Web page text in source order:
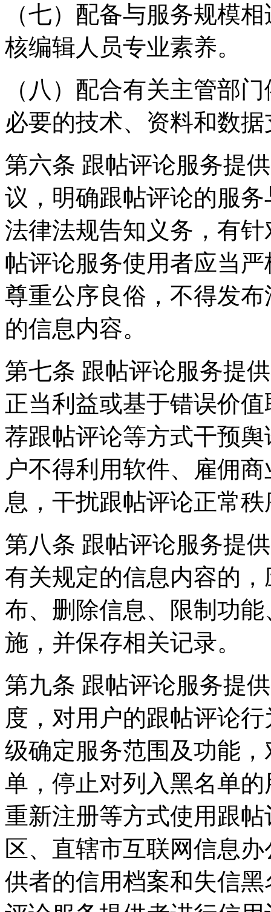
（七）配备与服务规模
核编辑人员专业素养。
（八）配合有关主管部
必要的技术、资料和数
第六条 跟帖评论服务提
议，明确跟帖评论的服
法律法规告知义务，有
帖评论服务使用者应当
尊重公序良俗，不得发
的信息内容。
第七条 跟帖评论服务提
正当利益或基于错误价
荐跟帖评论等方式干预
户不得利用软件、雇佣
息，干扰跟帖评论正常
第八条 跟帖评论服务提
有关规定的信息内容的
布、删除信息、限制功
施，并保存相关记录。
第九条 跟帖评论服务提
度，对用户的跟帖评论
级确定服务范围及功能
单，停止对列入黑名单
重新注册等方式使用跟
区、直辖市互联网信息
供者的信用档案和失信